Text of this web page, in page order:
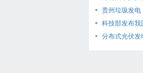
贵州垃圾发电
科技部发布我
分布式光伏发